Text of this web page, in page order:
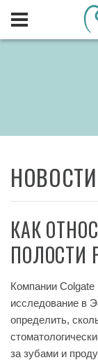
КАК
ПОЛОСТИ
Компании
исследование в
определить,
за зубами и